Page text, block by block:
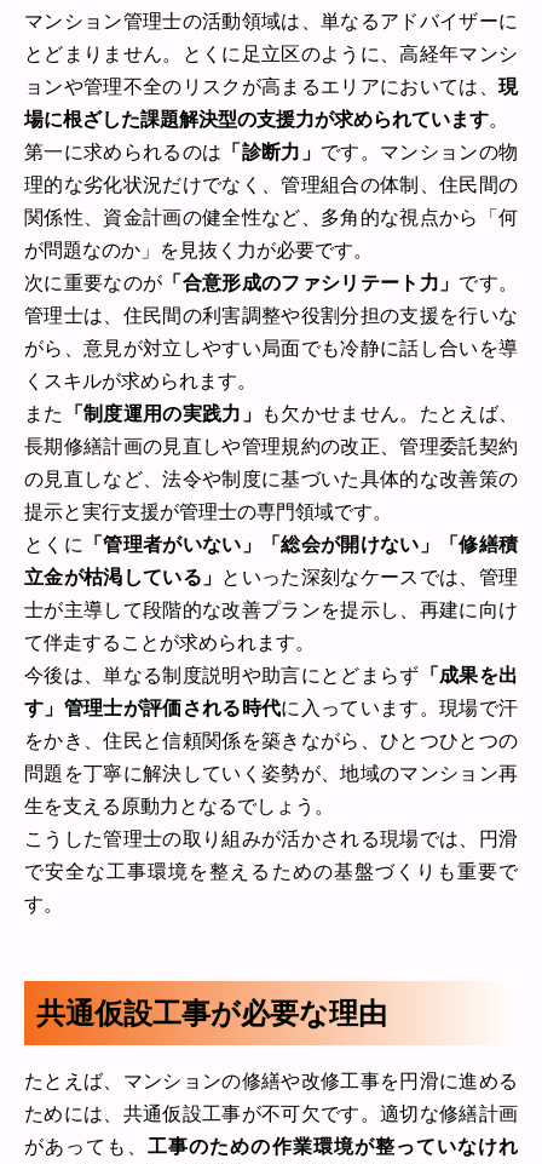
マンション管理士の活動領域は、単なるアドバイザーに
とどまりません。とくに足立区のように、高経年マンシ
ョンや管理不全のリスクが高まるエリアにおいては、 現
場に根ざした課題解決型の支援力が求められています。
第一に求められるのは 「診断力」 です。マンションの物
理的な劣化状況だけでなく、管理組合の体制、住民間の
関係性、資金計画の健全性など、多角的な視点から「何
が問題なのか」を見抜く力が必要です。
次に重要なのが 「合意形成のファシリテート力」 です。
管理士は、住民間の利害調整や役割分担の支援を行いな
がら、意見が対立しやすい局面でも冷静に話し合いを導
くスキルが求められます。
また
「制度運用の実践力」
も欠かせません。たとえば、
長期修繕計画の見直しや管理規約の改正、管理委託契約
の見直しなど、法令や制度に基づいた具体的な改善策の
提示と実行支援が管理士の専門領域です。
とくに
「管理者がいない」「総会が開けない」「修繕積
立金が枯渇している」 といった深刻なケースでは、管理
士が主導して段階的な改善プランを提示し、再建に向け
て伴走することが求められます。
今後は、単なる制度説明や助言にとどまらず 「成果を出
す」管理士が評価される時代に入っています。現場で汗
をかき、住民と信頼関係を築きながら、ひとつひとつの
問題を丁寧に解決していく姿勢が、地域のマンション再
生を支える原動力となるでしょう。
こうした管理士の取り組みが活かされる現場では、円滑
で安全な工事環境を整えるための基盤づくりも重要で
す。
共通仮設工事が必要な理由
たとえば、マンションの修繕や改修工事を円滑に進める
ためには、共通仮設工事が不可欠です。適切な修繕計画
があっても、工事のための作業環境が整っていなけれ